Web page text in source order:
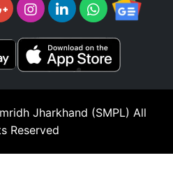
Jharkhand (SMPL) All
Reserved